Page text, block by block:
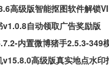
高级版智能抠图软件解锁
v1.0.8自动领取广告奖励版
内置微博猪手2.5.3-349
v15.8.0高级版真实地点水印